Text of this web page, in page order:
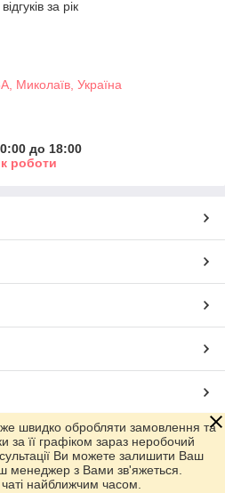
за рік
Миколаїв, Україна
до 18:00
роботи
Prom.ua
швидко обробляти замовлення та
за її графіком зараз неробочий
Ви можете залишити Ваш
менеджер з Вами зв'яжеться.
найближчим часом.